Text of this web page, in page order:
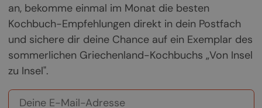
an, bekomme einmal im Monat die besten
Kochbuch-Empfehlungen direkt in dein Postfach
und sichere dir deine Chance auf ein Exemplar des
sommerlichen Griechenland-Kochbuchs „Von Insel
zu Insel".